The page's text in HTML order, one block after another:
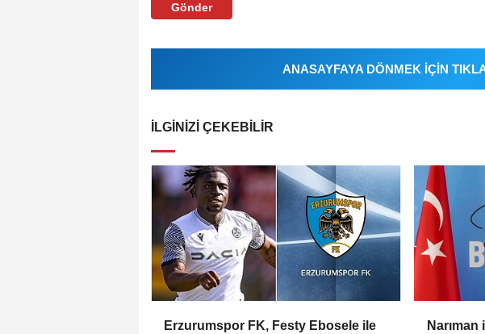
Gönder
ANASAYFAYA DÖNMEK İÇİN
İLGINIZI ÇEKEBILIR
Erzurumspor FK, Festy Ebosele ile
Narıman